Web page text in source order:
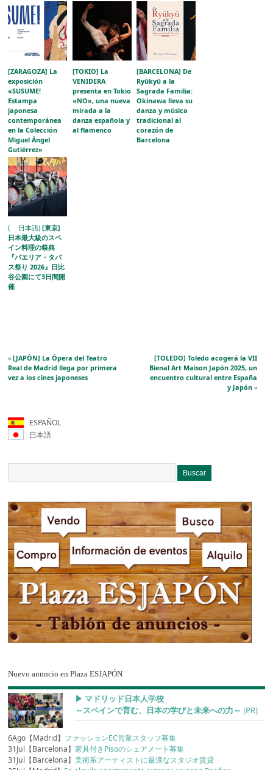
[ZARAGOZA] La
exposición
«SUSUME!
Estampa
japonesa
contemporánea
en la Colección
Miguel Ángel
Gutiérrez»
acerca la
evolución del
grabado japonés
al público
aragonés
[TOKIO] La
VENIDERA
presenta en Tokio
«NO», una nueva
mirada a la
danza española y
al flamenco
[BARCELONA] De
Ryūkyū a la
Sagrada Familia:
Okinawa lleva su
danza y música
tradicional al
corazón de
Barcelona
( 日本語)[東京]
日本最大級のスペ
イン料理の祭典
『パエリア・タパ
ス祭り 2026』日比
谷公園にて3日間開
催
«[JAPÓN] La Ópera del Teatro
Real de Madrid llega por primera
vez a los cines japoneses
[TOLEDO] Toledo acogerá la VII
Bienal Art Maison Japón 2025, un
encuentro cultural entre España
y Japón»
ESPAÑOL
日本語
Nuevo anuncio en Plaza ESJAPÓN
▶︎ マドリッド日本人学校
～スペインで育む、日本の学びと未来への力～ [PR]
6Ago【Madrid】 ファッションEC営業スタッフ募集
31Jul【Barcelona】家具付きPisoのシェアメート募集
31Jul【Barcelona】美術系アーティストに最適なスタジオ賃貸